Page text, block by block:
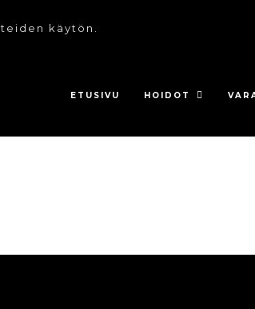
käytön.
ETUSIVU HOIDOT